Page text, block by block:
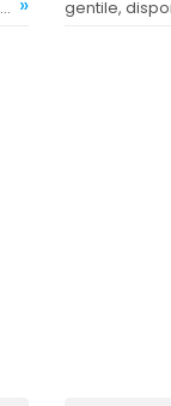
gentile,